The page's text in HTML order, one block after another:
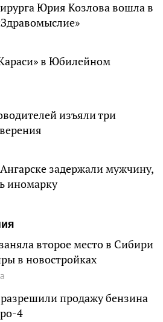
Юрия Козлова вошла в
в Юбилейном
изъяли три
задержали мужчину,
иномарку
второе место в Сибири
в новостройках
продажу бензина
4